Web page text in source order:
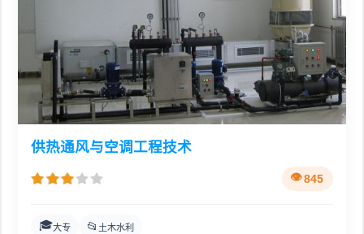
供热通风与空调工程技术
845
🎓大专 📂 土木水利